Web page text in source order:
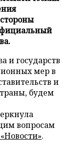
и государств
мер в
и
будем
вопросам
.